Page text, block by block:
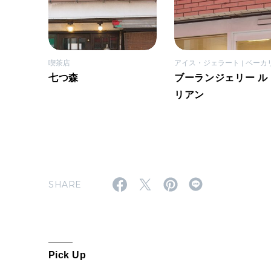
喫茶店
七つ森
アイス・ジェラート ベーカ
ブーランジェリー ル・
リアン
SHARE
Pick Up